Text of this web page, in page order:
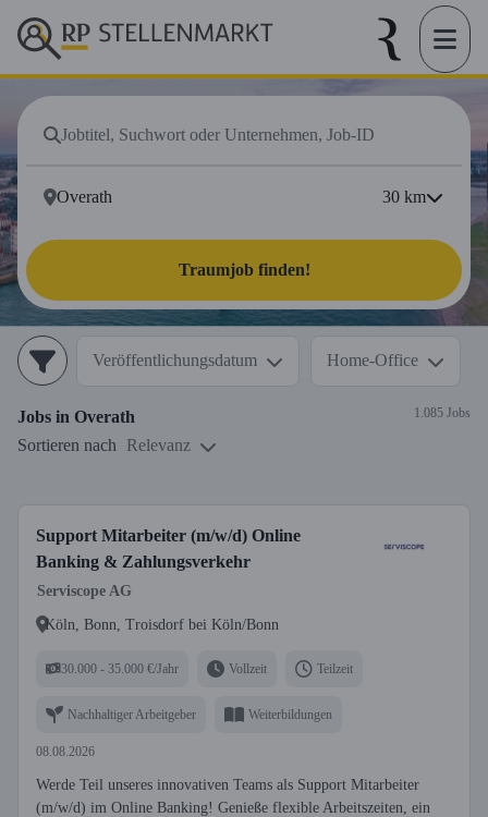
30 km
Traumjob finden!
Veröffentlichungsdatum Home-Office
Jobs in Overath 1.085 Jobs
Sortieren nach Relevanz
Support Mitarbeiter (m/w/d) Online
Banking & Zahlungsverkehr
Serviscope AG
Köln, Bonn, Troisdorf bei Köln/Bonn
30.000 - 35.000 €/Jahr Vollzeit Teilzeit
Nachhaltiger Arbeitgeber Weiterbildungen
08.08.2026
Werde Teil unseres innovativen Teams als Support Mitarbeiter
(m/w/d) im Online Banking! Genieße flexible Arbeitszeiten, ein